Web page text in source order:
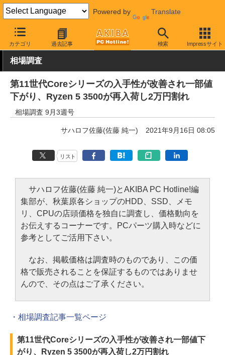
Powered by Translate
カテゴリ 過去記事 検索 Impressサイト
AKIBA PC Hotline! 秋葉原情報 価格情報 価格動向
相場調査
第11世代Coreシリーズの入手性が改善され一部値
下がり、Ryzen 5 3500が再入荷し2万円割れ
相場調査 9月3週号
サハロフ佐藤(佐藤 純一) 2021年9月16日 08:05
リスト
サハロフ佐藤(佐藤 純一)とAKIBA PC Hotline!編
集部が、秋葉原各ショップのHDD、SSD、メモ
リ、CPUの店頭価格を独自に調査し、価格動向を
お伝えするコーナーです。PCパーツ購入時などに
参考としてご活用下さい。
なお、掲載価格は調査時のものであり、この価
格で販売されることを保証するものではありませ
んので、その点はご了承ください。
・相場調査記事一覧ページ
第11世代Coreシリーズの入手性が改善され一部値下
がり、Ryzen 5 3500が再入荷し2万円割れ